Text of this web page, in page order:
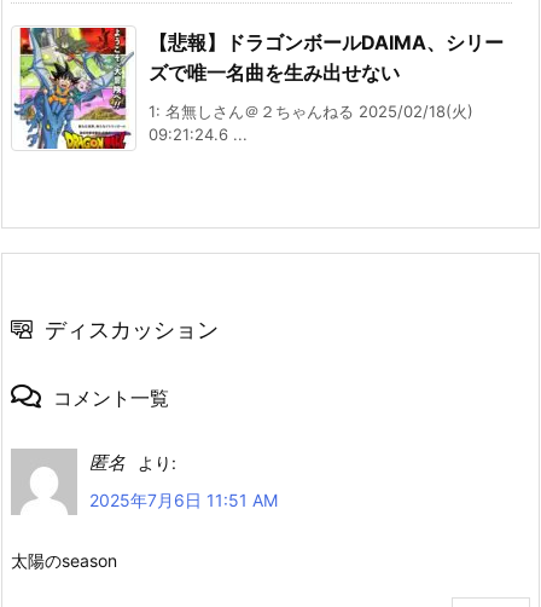
【悲報】ドラゴンボールDAIMA、シリー
ズで唯一名曲を生み出せない
1: 名無しさん＠２ちゃんねる 2025/02/18(火)
09:21:24.6 ...
ディスカッション
コメント一覧
匿名
より:
2025年7月6日 11:51 AM
太陽のseason